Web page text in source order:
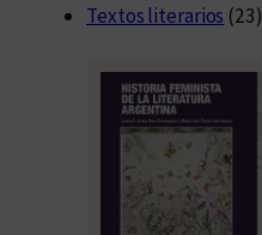
Textos literarios (23)